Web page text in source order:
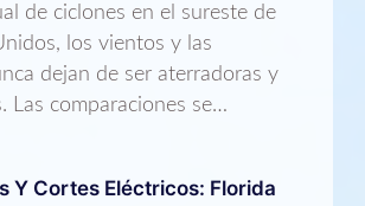
de ciclones en el sureste de
los vientos y las
dejan de ser aterradoras y
Las comparaciones se…
Y Cortes Eléctricos: Florida